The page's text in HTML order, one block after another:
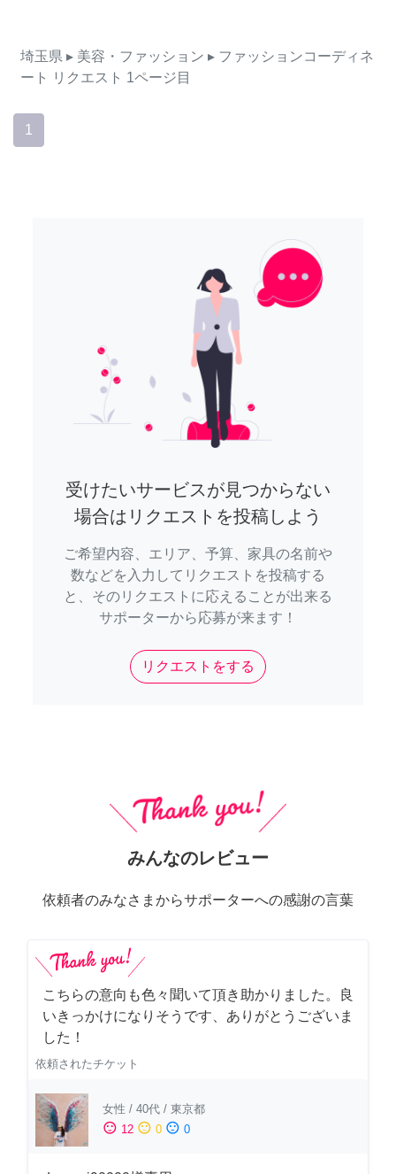
埼玉県 ▸ 美容・ファッション ▸ ファッションコーディネ
ート
リクエスト 1ページ目
1
受けたいサービスが見つからない
場合はリクエストを投稿しよう
ご希望内容、エリア、予算、家具の名前や
数などを入力してリクエストを投稿する
と、そのリクエストに応えることが出来る
サポーターから応募が来ます！
リクエストをする
みんなのレビュー
依頼者のみなさまからサポーターへの感謝の言葉
こちらの意向も色々聞いて頂き助かりました。良
いきっかけになりそうです、ありがとうございま
した！
依頼されたチケット
女性 / 40代 / 東京都
sentiment_satisfied 12 sentiment_neutral 0 sentiment_dissatisfied 0